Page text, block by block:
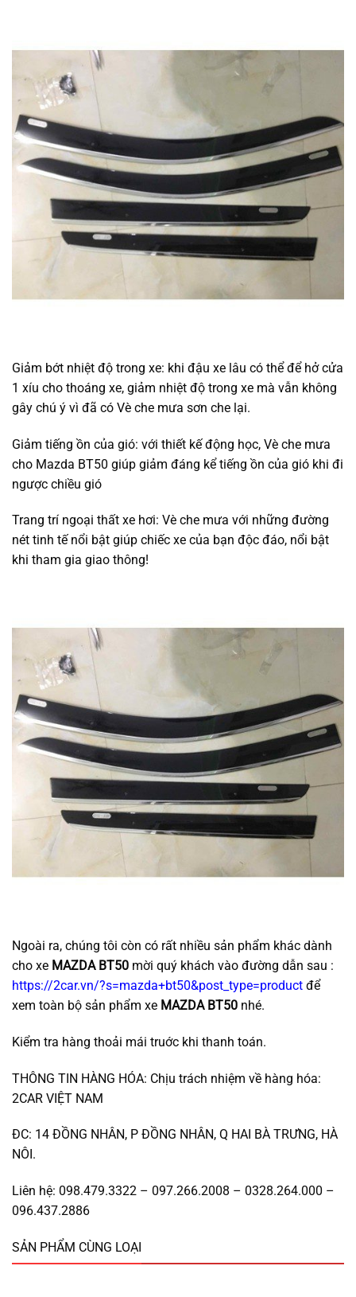
Giảm bớt nhiệt độ trong xe: khi đậu xe lâu có thể để hở cửa
1 xíu cho thoáng xe, giảm nhiệt độ trong xe mà vẫn không
gây chú ý vì đã có Vè che mưa sơn che lại.
Giảm tiếng ồn của gió: với thiết kế động học, Vè che mưa
cho Mazda BT50 giúp giảm đáng kể tiếng ồn của gió khi đi
ngược chiều gió
Trang trí ngoại thất xe hơi: Vè che mưa với những đường
nét tinh tế nổi bật giúp chiếc xe của bạn độc đáo, nổi bật
khi tham gia giao thông!
Ngoài ra, chúng tôi còn có rất nhiều sản phẩm khác dành
cho xe MAZDA BT50 mời quý khách vào đường dẫn sau :
https://2car.vn/?s=mazda+bt50&post_type=product để
xem toàn bộ sản phẩm xe MAZDA BT50 nhé.
Kiểm tra hàng thoải mái truớc khi thanh toán.
THÔNG TIN HÀNG HÓA: Chịu trách nhiệm về hàng hóa:
2CAR VIỆT NAM
ĐC: 14 ĐỒNG NHÂN, P ĐỒNG NHÂN, Q HAI BÀ TRƯNG, HÀ
NÔI.
Liên hệ: 098.479.3322 – 097.266.2008 – 0328.264.000 –
096.437.2886
SẢN PHẨM CÙNG LOẠI